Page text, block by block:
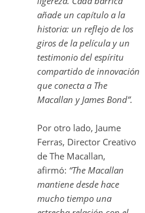
añade un capítulo a la
historia: un reflejo de los
giros de la película y un
testimonio del espíritu
compartido de innovación
que conecta a The
Macallan y James Bond”.
Por otro lado, Jaume
Ferras, Director Creativo
de The Macallan,
afirmó: “The Macallan
mantiene desde hace
mucho tiempo una